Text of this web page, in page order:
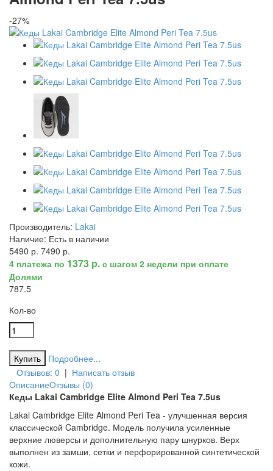
-27%
Производитель: Lakai
Наличие: Есть в наличии
5490 р. 7490 р.
4 платежа по 1373 р. с шагом 2 недели при оплате
Долями
787.5
Кол-во
Подробнее...
Отзывов: 0 | Написать отзыв
ОписаниеОтзывы (0)
Кеды Lakai Cambridge Elite Almond Peri Tea 7.5us
Lakai Cambridge Elite Almond Peri Tea - улучшенная версия
классической Cambridge. Модель получила усиленные
верхние люверсы и дополнительную пару шнурков. Верх
выполнен из замши, сетки и перфорированной синтетической
кожи.